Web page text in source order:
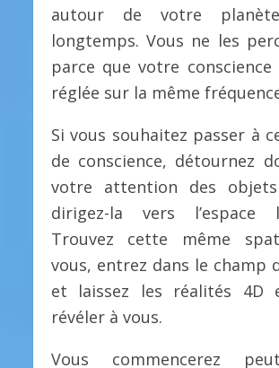
autour de votre
longtemps. Vous ne les
parce que votre conscience
réglée sur la même
Si vous souhaitez passer à
de conscience, détournez
votre attention des
dirigez-la vers l’espace
Trouvez cette même
vous, entrez dans le champ
et laissez les réalités 4D
révéler à vous.
Vous commencerez